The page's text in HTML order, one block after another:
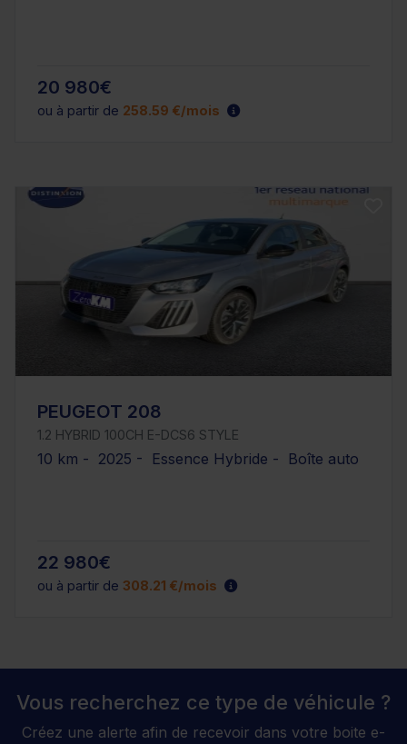
20 980€
ou à partir de 258.59 €/mois
PEUGEOT 208
1.2 HYBRID 100CH E-DCS6 STYLE
10 km - 2025 - Essence Hybride - Boîte auto
22 980€
ou à partir de 308.21 €/mois
Vous recherchez ce type de véhicule ?
Créez une alerte afin de recevoir dans votre boite e-